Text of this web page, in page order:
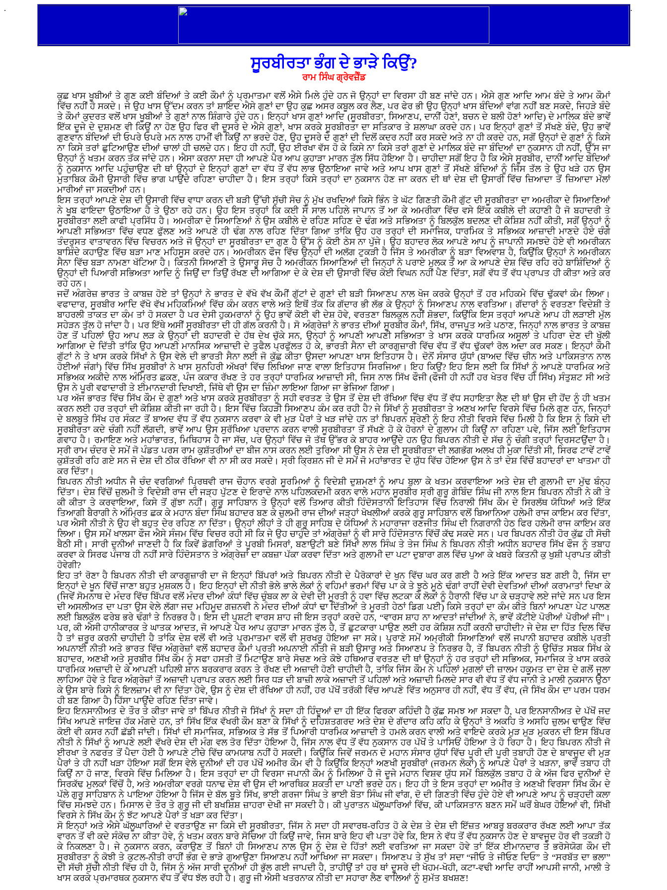
.
ਸੂਰਬੀਰਤਾ ਭੰਗ ਦੇ ਭਾੜੇ ਕਿਉਂ?
ਰਾਮ ਸਿੰਘ ਗ੍ਰੇਵਜ਼ੈੰਡ
ਕੁਛ ਖਾਸ ਖੂਬੀਆਂ ਤੇ ਗੁਣ ਕਈ ਬੰਦਿਆਂ ਤੇ ਕਈ ਕੌਮਾਂ ਨੂੰ ਪ੍ਰਮਾਤਮਾ ਵਲੋਂ ਐਸੇ ਮਿਲੇ ਹੁੰਦੇ ਹਨ ਜੋ ਉਨ੍ਹਾਂ ਦਾ ਵਿਰਸਾ ਹੀ ਬਣ ਜਾਂਦੇ ਹਨ। ਐਸੇ ਗੁਣ ਆਦਿ ਆਮ ਬੰਦੇ ਤੇ ਆਮ ਕੌਮਾਂ
ਵਿੱਚ ਨਹੀਂ ਹੋ ਸਕਦੇ। ਜੇ ਉਹ ਖਾਸ ਉੱਦਮ ਕਰਨ ਤਾਂ ਸ਼ਾਇਦ ਐਸੇ ਗੁਣਾਂ ਦਾ ਉਹ ਕੁਛ ਅਸਰ ਕਬੂਲ ਕਰ ਲੈਣ, ਪਰ ਫੇਰ ਭੀ ਉਹ ਉਨ੍ਹਾਂ ਖਾਸ ਬੰਦਿਆਂ ਵਾਂਗ ਨਹੀਂ ਬਣ ਸਕਦੇ, ਜਿਹੜੇ ਬੰਦੇ
ਤੇ ਕੌਮਾਂ ਕੁਦਰਤ ਵਲੋਂ ਖਾਸ ਖੂਬੀਆਂ ਤੇ ਗੁਣਾਂ ਨਾਲ ਸ਼ਿੰਗਾਰੇ ਹੁੰਦੇ ਹਨ। ਇਨ੍ਹਾਂ ਖਾਸ ਗੁਣਾਂ ਆਦਿ (ਸੂਰਬੀਰਤਾ, ਸਿਆਣਪ, ਦਾਨੀਂ ਹੋਣਾਂ, ਬਚਨ ਦੇ ਬਲੀ ਹੋਣਾਂ ਆਦਿ) ਦੇ ਮਾਲਿਕ ਬੰਦੇ ਭਾਵੇਂ
ਇੱਕ ਦੂਜੇ ਦੇ ਦੁਸ਼ਮਣ ਵੀ ਕਿਉਂ ਨਾ ਹੋਣ ਉਹ ਫਿਰ ਵੀ ਦੂਸਰੇ ਦੇ ਐਸੇ ਗੁਣਾਂ, ਖਾਸ ਕਰਕੇ ਸੂਰਬੀਰਤਾ ਦਾ ਸਤਿਕਾਰ ਤੇ ਸ਼ਲਾਘਾ ਕਰਦੇ ਹਨ। ਪਰ ਇਨ੍ਹਾਂ ਗੁਣਾਂ ਤੋਂ ਸੱਖਣੇ ਬੰਦੇ, ਉਹ ਭਾਵੇਂ
ਗੁਣਵਾਨ ਬੰਦਿਆਂ ਦੀ ਓਪਰੇ ਓਪਰੇ ਮਨ ਨਾਲ ਹਾਮੀਂ ਵੀ ਕਿਉਂ ਨਾ ਭਰਦੇ ਹੋਣ, ਉਹ ਦੂਸਰੇ ਦੇ ਗੁਣਾਂ ਦੀ ਦਿਲੋਂ ਕਦਰ ਨਹੀਂ ਕਰ ਸਕਦੇ ਅਤੇ ਨਾ ਹੀ ਕਰਦੇ ਹਨ, ਸਗੋਂ ਉਨ੍ਹਾਂ ਦੇ ਗੁਣਾਂ ਨੂੰ ਕਿਸੇ
ਨਾ ਕਿਸੇ ਤਰਾਂ ਛੁਟਿਆਉਣ ਦੀਆਂ ਚਾਲਾਂ ਹੀ ਚਲਦੇ ਹਨ। ਇਹ ਹੀ ਨਹੀਂ, ਉਹ ਈਰਖਾ ਵੱਸ ਹੋ ਕੇ ਕਿਸੇ ਨਾ ਕਿਸੇ ਤਰਾਂ ਗੁਣਾਂ ਦੇ ਮਾਲਿਕ ਬੰਦੇ ਜਾ ਬੰਦਿਆਂ ਦਾ ਨੁਕਸਾਨ ਹੀ ਨਹੀਂ, ਉੱਸ ਜਾ
ੳਨ੍ਹਾਂ ਨੂੰ ਖਤਮ ਕਰਨ ਤੱਕ ਜਾਂਦੇ ਹਨ। ਐਸਾ ਕਰਨਾ ਸਦਾ ਹੀ ਆਪਣੇ ਪੈਰ ਆਪ ਕੁਹਾੜਾ ਮਾਰਨ ਤੁੱਲ ਸਿੱਧ ਹੋਇਆ ਹੈ। ਚਾਹੀਦਾ ਸਗੋਂ ਇਹ ਹੈ ਕਿ ਐਸੇ ਸੂਰਬੀਰ, ਦਾਨੀਂ ਆਦਿ ਬੰਦਿਆਂ
ਨੂੰ ਨੁਕਸਾਨ ਆਦਿ ਪਹੁੰਚਾਉਣ ਦੀ ਥਾਂ ਉਨ੍ਹਾਂ ਦੇ ਇਨ੍ਹਾਂ ਗੁਣਾਂ ਦਾ ਵੱਧ ਤੋਂ ਵੱਧ ਲਾਭ ਉਠਾਇਆ ਜਾਵੇ ਅਤੇ ਆਪ ਖਾਸ ਗੁਣਾਂ ਤੋਂ ਸੱਖਣੇ ਬੰਦਿਆਂ ਨੂੰ ਜਿੱਸ ਤੱਲ ਤੇ ਉਹ ਖੜੇ ਹਨ ਉਸ
ਮੁਤਾਬਿਕ ਕੌਮੀ ਉਸਾਰੀ ਵਿੱਚ ਭਾਗ ਪਾਉਂਦੇ ਰਹਿਣਾ ਚਾਹੀਦਾ ਹੈ। ਇਸ ਤਰ੍ਹਾਂ ਕਿਸੇ ਤਰ੍ਹਾਂ ਦਾ ਨੁਕਸਾਨ ਹੋਣ ਜਾ ਕਰਨ ਦੀ ਥਾਂ ਦੇਸ਼ ਦੀ ਉਸਾਰੀ ਵਿੱਚ ਜ਼ਿਆਦਾ ਤੋਂ ਜ਼ਿਆਦਾ ਮੱਲਾਂ
ਮਾਰੀਆਂ ਜਾ ਸਕਦੀਆਂ ਹਨ।
ਇਸ ਤਰ੍ਹਾਂ ਆਪਣੇ ਦੇਸ਼ ਦੀ ਉਸਾਰੀ ਵਿੱਚ ਵਾਧਾ ਕਰਨ ਦੀ ਬੜੀ ਉੱਚੀ ਸੁੱਚੀ ਸੋਚ ਨੂੰ ਮੁੱਖ ਰਖਦਿਆਂ ਕਿਸੇ ਭਿੰਨ ਤੇ ਘੱਟ ਗਿਣਤੀ ਕੌਮੀ ਗੁੱਟ ਦੀ ਸੂਰਬੀਰਤਾ ਦਾ ਅਮਰੀਕਾ ਦੇ ਸਿਆਣਿਆਂ
ਨੇ ਖੂਬ ਫਾਇਦਾ ਉਠਾਇਆ ਹੈ ਤੇ ਉਠਾ ਰਹੇ ਹਨ। ਉਹ ਇਸ ਤਰ੍ਹਾਂ ਕਿ ਕਈ ਸੌ ਸਾਲ ਪਹਿਲੇ ਜਾਪਾਨ ਤੋਂ ਆ ਕੇ ਅਮਰੀਕਾ ਵਿੱਚ ਵਸੇ ਇੱਕ ਕਬੀਲੇ ਦੀ ਕਹਾਣੀ ਹੈ ਜੋ ਬਹਾਦਰੀ ਤੇ
ਸੂਰਬੀਰਤਾ ਲਈ ਕਾਫੀ ਪ੍ਰਸਿੱਧ ਹੈ। ਅਮਰੀਕਾ ਦੇ ਸਿਆਣਿਆਂ ਨੇ ਉਸ ਕਬੀਲੇ ਦੇ ਰਹਿਣ ਸਹਿਣ ਦੇ ਢੰਗ ਅਤੇ ਸਭਿਅਤਾ ਨੂੰ ਬਿਲਕੁੱਲ ਬਦਲਣ ਦੀ ਕੋਸ਼ਿਸ਼ ਨਹੀਂ ਕੀਤੀ, ਸਗੋਂ ਉਨ੍ਹਾਂ ਨੂੰ
ਆਪਣੀ ਸਭਿਅਤਾ ਵਿੱਚ ਵਧਣ ਫੁੱਲਣ ਅਤੇ ਆਪਣੇ ਹੀ ਢੰਗ ਨਾਲ ਰਹਿਣ ਦਿੱਤਾ ਗਿਆ ਤਾਂਕਿ ਉਹ ਹਰ ਤਰ੍ਹਾਂ ਦੀ ਸਮਾਜਿਕ, ਧਾਰਮਿਕ ਤੇ ਸਭਿਅਕ ਆਜ਼ਾਦੀ ਮਾਣਦੇ ਹੋਏ ਚੰਗੇ
ਤੰਦਰੁਸਤ ਵਾਤਾਵਰਨ ਵਿੱਚ ਵਿਚਰਨ ਅਤੇ ਜੋ ਉਨ੍ਹਾਂ ਦਾ ਸੂਰਬੀਰਤਾ ਦਾ ਗੁਣ ਹੈ ਉੱਸ ਨੂੰ ਕੋਈ ਠੇਸ ਨਾ ਪੁੱਜੇ। ਉਹ ਬਹਾਦਰ ਲੋਕ ਆਪਣੇ ਆਪ ਨੂੰ ਜਾਪਾਨੀ ਸਮਝਦੇ ਹੋਏ ਵੀ ਅਮਰੀਕਨ
ਬਾਸ਼ਿੰਦੇ ਕਹਾਉਣ ਵਿੱਚ ਬੜਾ ਮਾਣ ਮਹਿਸੂਸ ਕਰਦੇ ਹਨ। ਅਮਰੀਕਨ ਫੌਜ ਵਿੱਚ ਉਨ੍ਹਾਂ ਦੀ ਅਲੱਗ ਟੁਕੜੀ ਹੈ ਜਿੱਸ ਤੇ ਅਮਰੀਕਾ ਨੂੰ ਬੜਾ ਵਿਅਵਾਸ਼ ਹੈ, ਕਿਉਂਕਿ ਉਨ੍ਹਾਂ ਨੇ ਅਮਰੀਕਨ
ਸੈਨਾ ਵਿੱਚ ਬੜਾ ਨਾਮਣਾ ਖੱਟਿਆ ਹੈ। ਕਿਤਨੀ ਸਿਆਣੀ ਤੇ ਉਸਾਰੂ ਸੋਚ ਹੈ ਅਮਰੀਕਨ ਸਿਆਣਿਆਂ ਦੀ ਜਿਨ੍ਹਾਂ ਨੇ ਪਰਾਏ ਮੁਲਕ ਤੋਂ ਆ ਕੇ ਆਪਣੇ ਦੇਸ਼ ਵਿੱਚ ਰਹਿ ਰਹੇ ਬਾਸ਼ਿੰਦਿਆਂ ਨੂੰ
ਉਨ੍ਹਾਂ ਦੀ ਪਿਆਰੀ ਸਭਿਅਤਾ ਆਦਿ ਨੂੰ ਜਿਉਂ ਦਾ ਤਿਉਂ ਰੱਖਣ ਦੀ ਆਗਿਆ ਦੇ ਕੇ ਦੇਸ਼ ਦੀ ਉਸਾਰੀ ਵਿੱਚ ਕੋਈ ਵਿਘਨ ਨਹੀਂ ਪੈਣ ਦਿੱਤਾ, ਸਗੋਂ ਵੱਧ ਤੋਂ ਵੱਧ ਪ੍ਰਾਪਤ ਹੀ ਕੀਤਾ ਅਤੇ ਕਰ
ਰਹੇ ਹਨ।
ਜਦੋਂ ਅੰਗਰੇਜ਼ ਭਾਰਤ ਤੇ ਕਾਬਜ਼ ਹੋਏ ਤਾਂ ਉਨ੍ਹਾਂ ਨੇ ਭਾਰਤ ਦੇ ਵੱਖੋ ਵੱਖ ਕੌਮੀਂ ਗੁੱਟਾਂ ਦੇ ਗੁਣਾਂ ਦੀ ਬੜੀ ਸਿਆਣਪ ਨਾਲ ਖੋਜ ਕਰਕੇ ਉਨ੍ਹਾਂ ਤੋਂ ਹਰ ਮਹਿਕਮੇ ਵਿੱਚ ਢੁੱਕਵਾਂ ਕੰਮ ਲਿਆ।
ਵਫਾਦਾਰ, ਸੂਰਬੀਰ ਆਦਿ ਵੱਖੋ ਵੱਖ ਮਹਿਕਮਿਆਂ ਵਿੱਚ ਕੰਮ ਕਰਨ ਵਾਲੇ ਅਤੇ ਇਥੋਂ ਤੱਕ ਕਿ ਗੱਦਾਰ ਭੀ ਲੱਭ ਕੇ ਉਨ੍ਹਾਂ ਨੂੰ ਸਿਆਣਪ ਨਾਲ ਵਰਤਿਆ। ਗੱਦਾਰਾਂ ਨੂੰ ਵਰਤਣਾ ਵਿਦੇਸ਼ੀ ਤੇ
ਬਾਹਰਲੀ ਤਾਕਤ ਦਾ ਕੰਮ ਤਾਂ ਹੋ ਸਕਦਾ ਹੈ ਪਰ ਦੇਸੀ ਹੁਕਮਰਾਨਾਂ ਨੂੰ ਉਹ ਭਾਵੇਂ ਕੋਈ ਵੀ ਦੇਸ਼ ਹੋਵੇ, ਵਰਤਣਾ ਬਿਲਕੁਲ ਨਹੀਂ ਸ਼ੋਭਦਾ, ਕਿਉਂਕਿ ਇਸ ਤਰ੍ਹਾਂ ਆਪਣੇ ਆਪ ਹੀ ਲੜਾਈ ਮੁੱਲ
ਸਹੇੜਨ ਤੁੱਲ ਹੋ ਜਾਂਦਾ ਹੈ। ਪਰ ਇੱਥੇ ਅਸੀਂ ਸੂਰਬੀਰਤਾ ਦੀ ਹੀ ਗੱਲ ਕਰਨੀ ਹੈ। ਸੋ ਅੰਗ੍ਰੇਜ਼ਾਂ ਨੇ ਭਾਰਤ ਦੀਆਂ ਸੂਰਬੀਰ ਕੌਮਾਂ, ਸਿੱਖ, ਰਾਜਪੂਤ ਅਤੇ ਪਠਾਣ, ਜਿਨ੍ਹਾਂ ਨਾਲ ਭਾਰਤ ਤੇ ਕਾਬਜ਼
ਹੋਣ ਤੋਂ ਪਹਿਲਾਂ ਉਹ ਆਪ ਲੜ ਕੇ ਉਨ੍ਹਾਂ ਦੀ ਬਹਾਦਰੀ ਦੇ ਹੱਥ ਦੇਖ ਚੁੱਕੇ ਸਨ, ਉਨ੍ਹਾਂ ਨੂੰ ਆਪਣੀ ਆਪਣੀ ਸਭਿਅਤਾ ਤੇ ਖਾਸ ਕਰਕੇ ਧਾਰਮਿਕ ਅਸੂਲਾਂ ਤੇ ਪਹਿਰਾ ਦੇਣ ਦੀ ਖੁੱਲੀ
ਆਗਿਆ ਦੇ ਦਿੱਤੀ ਤਾਂਕਿ ਉਹ ਆਪਣੀ ਮਾਨਸਿਕ ਆਜ਼ਾਦੀ ਦੇ ਤੁਫੈਲ ਪ੍ਰਫੁੱਲਤ ਹੋ ਕੇ, ਭਾਰਤੀ ਸੈਨਾ ਦੀ ਕਾਰਗੁਜ਼ਾਰੀ ਵਿੱਚ ਵੱਧ ਤੋਂ ਵੱਧ ਢੁੱਕਵਾਂ ਰੋਲ ਅਦਾ ਕਰ ਸਕਣ। ਇਨ੍ਹਾਂ ਕੌਮੀ
ਗੁੱਟਾਂ ਨੇ ਤੇ ਖਾਸ ਕਰਕੇ ਸਿੱਖਾਂ ਨੇ ਉਸ ਵੇਲੇ ਦੀ ਭਾਰਤੀ ਸੈਨਾ ਲਈ ਜੋ ਕੁੱਛ ਕੀਤਾ ਉਸਦਾ ਆਪਣਾ ਖਾਸ ਇਤਿਹਾਸ ਹੈ। ਦੋਨੋਂ ਸੰਸਾਰ ਯੁੱਧਾਂ (ਬਾਅਦ ਵਿੱਚ ਚੀਨ ਅਤੇ ਪਾਕਿਸਤਾਨ ਨਾਲ
ਹੋਈਆਂ ਜੰਗਾਂ) ਵਿੱਚ ਸਿੱਖ ਸੂਰਬੀਰਾਂ ਨੇ ਖਾਸ ਸੁਨਹਿਰੀ ਅੱਖਰਾਂ ਵਿੱਚ ਲਿਖਿਆ ਜਾਣ ਵਾਲਾ ਇਤਿਹਾਸ ਸਿਰਜਿਆ। ਇਹ ਕਿਉਂ? ਇਹ ਇਸ ਲਈ ਕਿ ਸਿੱਖਾਂ ਨੂੰ ਆਪਣੇ ਧਾਰਮਿਕ ਅਤੇ
ਸਭਿਅਕ ਅਕੀਦੇ ਨਾਲ ਅੰਮ੍ਰਿਤ ਛਕਣ, ਪੰਜ ਕਕਾਰ ਰੱਖਣ ਤੇ ਹਰ ਤਰ੍ਹਾਂ ਧਾਰਮਿਕ ਆਜ਼ਾਦੀ ਸੀ, ਜਿਸ ਨਾਲ ਸਿੱਖ ਫੌਜੀ (ਫੌਜੀ ਹੀ ਨਹੀਂ ਹਰ ਖੇਤਰ ਵਿੱਚ ਹੀ ਸਿੱਖ) ਸੰਤੁਸ਼ਟ ਸੀ ਅਤੇ
ਉਸ ਨੇ ਪੂਰੀ ਵਫਾਦਾਰੀ ਤੇ ਈਮਾਨਦਾਰੀ ਦਿਖਾਈ, ਜਿੱਥੇ ਵੀ ਉਸ ਦਾ ਜ਼ਿੰਮਾ ਲਾਇਆ ਗਿਆ ਜਾ ਭੇਜਿਆ ਗਿਆ।
ਪਰ ਅੱਜ ਭਾਰਤ ਵਿੱਚ ਸਿੱਖ ਕੌਮ ਦੇ ਗੁਣਾਂ ਅਤੇ ਖਾਸ ਕਰਕੇ ਸੂਰਬੀਰਤਾ ਨੂੰ ਸਹੀ ਵਰਤਣ ਤੇ ਉਸ ਤੋਂ ਦੇਸ਼ ਦੀ ਰੱਖਿਆ ਵਿੱਚ ਵੱਧ ਤੋਂ ਵੱਧ ਸਹਾਇਤਾ ਲੈਣ ਦੀ ਥਾਂ ਉਸ ਦੀ ਹੋਂਦ ਨੂੰ ਹੀ ਖਤਮ
ਕਰਨ ਲਈ ਹਰ ਤਰ੍ਹਾਂ ਦੀ ਕੋਸ਼ਿਸ਼ ਕੀਤੀ ਜਾ ਰਹੀ ਹੈ। ਇਸ ਵਿੱਚ ਕਿਹੜੀ ਸਿਆਣਪ ਕੰਮ ਕਰ ਰਹੀ ਹੈ? ਜੇ ਸਿੱਖਾਂ ਨੂੰ ਸੂਰਬੀਰਤਾ ਤੇ ਅਣਖ ਆਦਿ ਵਿਰਸੇ ਵਿੱਚ ਮਿਲੇ ਗੁਣ ਹਨ, ਜਿਨ੍ਹਾਂ
ਦੇ ਬਲਬੂਤੇ ਸਿੱਖ ਹਰ ਸੰਕਟ ਤੋਂ ਬਾਅਦ ਵੱਧ ਤੋਂ ਵੱਧ ਨੁਕਸਾਨ ਕਰਵਾ ਕੇ ਵੀ ਮੁੜ ਪੈਰਾਂ ਤੇ ਖੜ ਜਾਂਦੇ ਹਨ ਤਾਂ ਬਿਪਰਨ ਸ਼੍ਰੇਣੀ ਨੂੰ ਇਹ ਨੀਤੀ ਵਿਰਸੇ ਵਿੱਚ ਮਿਲੀ ਹੈ ਕਿ ਇਸ ਨੂੰ ਕਿਸੇ ਦੀ
ਸੂਰਬੀਰਤਾ ਕਦੇ ਚੰਗੀ ਨਹੀਂ ਲੱਗਦੀ, ਭਾਵੇਂ ਆਪ ਉਸ ਸੁਰੱਖਿਆ ਪ੍ਰਦਾਨ ਕਰਨ ਵਾਲੀ ਸੂਰਬੀਰਤਾ ਤੋਂ ਸੱਖਣੇ ਹੋ ਕੇ ਹੋਰਨਾਂ ਦੇ ਗੁਲਾਮ ਹੀ ਕਿਉਂ ਨਾ ਰਹਿਣਾ ਪਵੇ, ਜਿੱਸ ਲਈ ਇਤਿਹਾਸ
ਗਵਾਹ ਹੈ। ਰਮਾਇਣ ਅਤੇ ਮਹਾਂਭਾਰਤ, ਮਿਥਿਹਾਸ ਹੈ ਜਾ ਸੱਚ, ਪਰ ਉਨ੍ਹਾਂ ਵਿੱਚ ਜੋ ਤੱਥ ਉੱਭਰ ਕੇ ਬਾਹਰ ਆਉਂਦੇ ਹਨ ਉਹ ਬਿਪਰਨ ਨੀਤੀ ਦੇ ਸੱਚ ਨੂੰ ਚੰਗੀ ਤਰ੍ਹਾਂ ਦ੍ਰਿਸਟਉਂਦਾ ਹੈ।
ਸ੍ਰੀ ਰਾਮ ਚੰਦਰ ਦੇ ਸਮੇਂ ਜੋ ਪੰਡਤ ਪਰਸ ਰਾਮ ਕੁਸ਼ੱਤਰੀਆਂ ਦਾ ਬੀਜ ਨਾਸ ਕਰਨ ਲਈ ਤੁਰਿਆ ਸੀ ਉਸ ਨੇ ਦੇਸ਼ ਦੀ ਸੂਰਬੀਰਤਾ ਦੀ ਲਗਭੱਗ ਅਲਖ ਹੀ ਮੁਕਾ ਦਿੱਤੀ ਸੀ, ਸਿਰਫ ਟਾਵੇਂ ਟਾਵੇਂ
ਕੁਸ਼ੱਤਰੀ ਰਹਿ ਗਏ ਸਨ ਜੋ ਦੇਸ਼ ਦੀ ਠੀਕ ਰੱਖਿਆ ਵੀ ਨਾ ਸੀ ਕਰ ਸਕਦੇ। ਸ੍ਰੀ ਕ੍ਰਿਸ਼ਨ ਜੀ ਦੇ ਸਮੇਂ ਜੋ ਮਹਾਂਭਾਰਤ ਦੇ ਯੁੱਧ ਵਿੱਚ ਹੋਇਆ ਉਸ ਨੇ ਤਾਂ ਦੇਸ਼ ਵਿੱਚੋਂ ਬਹਾਦਰਾਂ ਦਾ ਖਾਤਮਾ ਹੀ
ਕਰ ਦਿੱਤਾ।
ਬਿਪਰਨ ਨੀਤੀ ਅਧੀਨ ਜੈ ਚੰਦ ਵਰਗਿਆਂ ਪ੍ਰਿਥਵੀ ਰਾਜ ਚੌਹਾਨ ਵਰਗੇ ਸੂਰਮਿਆਂ ਨੂੰ ਵਿਦੇਸ਼ੀ ਦੁਸ਼ਮਣਾਂ ਨੂੰ ਆਪ ਬੁਲਾ ਕੇ ਖਤਮ ਕਰਵਾਇਆ ਅਤੇ ਦੇਸ਼ ਦੀ ਗੁਲਾਮੀ ਦਾ ਮੁੱਢ ਬੰਨ੍ਹ
ਦਿੱਤਾ। ਦੇਸ਼ ਵਿੱਚੋਂ ਜ਼ੁਲਮੀ ਤੇ ਵਿਦੇਸ਼ੀ ਰਾਜ ਦੀ ਜੜ੍ਹ ਪੁੱਟਣ ਦੇ ਇਰਾਦੇ ਨਾਲ ਪਹਿਲਕਦਮੀ ਕਰਨ ਵਾਲੇ ਮਹਾਨ ਸੂਰਬੀਰ ਸ੍ਰੀ ਗੁਰੂ ਗੋਬਿੰਦ ਸਿੰਘ ਜੀ ਨਾਲ ਇਸ ਬਿਪਰਨ ਨੀਤੀ ਨੇ ਕੀ ਤੇ
ਕੀ ਕੀਤਾ ਤੇ ਕਰਵਾਇਆ, ਕਿਸੇ ਤੋਂ ਗੁੱਝਾ ਨਹੀਂ। ਗੁਰੂ ਸਾਹਿਬਾਨ ਤੇ ਉਨ੍ਹਾਂ ਵਲੋਂ ਤਿਆਰ ਕੀਤੀ ਹਿੰਦੋਸਤਾਨੀ ਇਤਿਹਾਸ ਵਿੱਚ ਨਿਰਾਲੀ ਸਿੱਖ ਕੌਮ ਦੇ ਸਿਰਲੱਥ ਯੋਧਿਆਂ ਅਤੇ ਇੱਕ
ਤਿਆਗੀ ਬੈਰਾਗੀ ਨੇ ਅੰਮ੍ਰਿਤ ਛਕ ਕੇ ਮਹਾਨ ਬੰਦਾ ਸਿੰਘ ਬਹਾਦਰ ਬਣ ਕੇ ਜ਼ੁਲਮੀ ਰਾਜ ਦੀਆਂ ਜੜ੍ਹਾਂ ਖੋਖਲੀਆਂ ਕਰਕੇ ਗੁਰੂ ਸਾਹਿਬਾਨ ਵਲੋਂ ਬਿਆਨਿਆ ਹਲੇਮੀ ਰਾਜ ਕਾਇਮ ਕਰ ਦਿੱਤਾ,
ਪਰ ਐਸੀ ਨੀਤੀ ਨੇ ਉਹ ਵੀ ਬਹੁਤ ਦੇਰ ਰਹਿਣ ਨਾ ਦਿੱਤਾ। ਉਨ੍ਹਾਂ ਲੀਹਾਂ ਤੇ ਹੀ ਗੁਰੂ ਸਾਹਿਬ ਦੇ ਯੋਧਿਆਂ ਨੇ ਮਹਾਰਾਜਾ ਰਣਜੀਤ ਸਿੰਘ ਦੀ ਨਿਗਰਾਨੀ ਹੇਠ ਫਿਰ ਹਲੇਮੀ ਰਾਜ ਕਾਇਮ ਕਰ
ਲਿਆ। ਉਸ ਸਮੇਂ ਖਾਲਸਾ ਫੌਜ ਐਸੇ ਸੰਜਮ ਵਿੱਚ ਵਿਚਰ ਰਹੀ ਸੀ ਕਿ ਜੇ ਉਹ ਚਾਹੁੰਦੇ ਤਾਂ ਅੰਗ੍ਰੇਜ਼ਾਂ ਨੂੰ ਵੀ ਸਾਰੇ ਹਿੰਦੋਸਤਾਨ ਵਿੱਚੋਂ ਕੱਢ ਸਕਦੇ ਸਨ। ਪਰ ਬਿਪਰਨ ਨੀਤੀ ਹੋਰ ਕੁੱਛ ਹੀ ਸੋਚੀ
ਬੈਠੀ ਸੀ। ਸਾਰੀ ਦੁਨੀਆਂ ਜਾਣਦੀ ਹੈ ਕਿ ਕਿਵੇਂ ਡੋਗਰਿਆਂ ਤੇ ਪੂਰਬੀ ਮਿਸਰਾਂ, ਬਣਾਉਟੀ ਬਣੇ ਸਿੱਖਾਂ ਲਾਲ ਸਿੰਘ ਤੇ ਤੇਜ ਸਿੰਘ ਨੇ ਬਿਪਰਨ ਨੀਤੀ ਅਧੀਨ ਬਹਾਦਰ ਸਿੱਖ ਫੌਜ ਨੂੰ ਤਬਾਹ
ਕਰਵਾ ਕੇ ਸਿਰਫ ਪੰਜਾਬ ਹੀ ਨਹੀਂ ਸਾਰੇ ਹਿੰਦੋਸਤਾਨ ਤੇ ਅੰਗ੍ਰੇਜ਼ਾਂ ਦਾ ਕਬਜ਼ਾ ਪੱਕਾ ਕਰਵਾ ਦਿੱਤਾ ਅਤੇ ਗੁਲਾਮੀ ਦਾ ਪਟਾ ਦੁਬਾਰਾ ਗਲ ਵਿੱਚ ਪੁਆ ਕੇ ਖਬਰੇ ਕਿਤਨੀ ਕੁ ਖੁਸ਼ੀ ਪ੍ਰਾਪਤ ਕੀਤੀ
ਹੋਵੇਗੀ?
ਇਹ ਤਾਂ ਰੋਣਾ ਹੈ ਬਿਪਰਨ ਨੀਤੀ ਦੀ ਕਾਰਗੁਜ਼ਾਰੀ ਦਾ ਜੋ ਇਨ੍ਹਾਂ ਬਿੱਪਰਾਂ ਅਤੇ ਬਿਪਰਨ ਨੀਤੀ ਦੇ ਪੈਰੋਕਾਰਾਂ ਦੇ ਖੁਨ ਵਿੱਚ ਘਰ ਕਰ ਗਈ ਹੈ ਅਤੇ ਇੱਕ ਆਦਤ ਬਣ ਗਈ ਹੈ, ਜਿੱਸ ਦਾ
ਇਨ੍ਹਾਂ ਦੇ ਖੂਨ ਵਿੱਚੋਂ ਜਾਣਾ ਬਹੁਤ ਮੁਸ਼ਕਲ ਹੈ। ਇਹ ਇਨ੍ਹਾਂ ਦੀ ਨੀਤੀ ਭੋਲੇ ਭਾਲੇ ਲੋਕਾਂ ਨੂੰ ਵਹਿਮਾਂ ਭਰਮਾਂ ਵਿੱਚ ਪਾ ਕੇ ਤੇ ਝੂਠੇ ਮੂਠੇ ਢੰਗਾਂ ਰਾਹੀਂ ਦੇਵੀ ਦੇਵਤਿਆਂ ਦੀਆਂ ਕਰਾਮਾਤਾਂ ਦਿਖਾ ਕੇ
(ਜਿਵੇਂ ਸੋਮਨਾਥ ਦੇ ਮੰਦਰ ਵਿੱਚ ਬਿੱਪਰ ਵਲੋਂ ਮੰਦਰ ਦੀਆਂ ਕੰਧਾਂ ਵਿੱਚ ਚੁੰਬਕ ਲਾ ਕੇ ਦੇਵੀ ਦੀ ਮੂਰਤੀ ਨੂੰ ਹਵਾ ਵਿੱਚ ਲਟਕਾ ਕੇ ਲੋਕਾਂ ਨੂੰ ਹੈਰਾਨੀ ਵਿੱਚ ਪਾ ਕੇ ਚੜ੍ਹਾਵੇ ਲਏ ਜਾਂਦੇ ਸਨ ਪਰ ਇਸ
ਦੀ ਅਸਲੀਅਤ ਦਾ ਪਤਾ ਉਸ ਵੇਲੇ ਲੱਗਾ ਜਦ ਮਹਿਮੂਦ ਗਜ਼ਨਵੀ ਨੇ ਮੰਦਰ ਦੀਆਂ ਕੰਧਾਂ ਢਾ ਦਿੱਤੀਆਂ ਤੇ ਮੂਰਤੀ ਹੇਠਾਂ ਡਿਗ ਪਈ) ਕਿਸੇ ਤਰ੍ਹਾਂ ਦਾ ਕੰਮ ਕੀਤੇ ਬਿਨਾਂ ਆਪਣਾ ਪੇਟ ਪਾਲਣ
ਲਈ ਬਿਲਕੁੱਲ ਫਰੇਬ ਭਰੇ ਢੰਗਾਂ ਤੇ ਨਿਰਭਰ ਹੈ। ਇਸ ਦੀ ਪੁਸ਼ਟੀ ਵਾਰਸ ਸ਼ਾਹ ਜੀ ਇਸ ਤਰ੍ਹਾਂ ਕਰਦੇ ਹਨ, “ਵਾਰਸ ਸ਼ਾਹ ਨਾ ਆਦਤਾਂ ਜਾਂਦੀਆਂ ਨੇ, ਭਾਵੇਂ ਕੱਟੀਏ ਪੋਰੀਆਂ ਪੋਰੀਆਂ ਜੀ”।
ਪਰ, ਕੀ ਐਸੀ ਹਾਨੀਕਾਰਕ ਤੇ ਘਾਤਕ ਆਦਤ, ਜੋ ਆਪਣੇ ਪੈਰ ਆਪ ਕੁਹਾੜਾ ਮਾਰਨ ਤੁੱਲ ਹੈ, ਤੋਂ ਛੁਟਕਾਰਾ ਪਾਉਣ ਲਈ ਹਰ ਕੋਸ਼ਿਸ਼ ਨਹੀਂ ਕਰਨੀ ਚਾਹੀਦੀ? ਜੇ ਦੇਸ਼ ਦਾ ਹਿੱਤ ਦਿਲ ਵਿੱਚ
ਹੈ ਤਾਂ ਜ਼ਰੂਰ ਕਰਨੀ ਚਾਹੀਦੀ ਹੈ ਤਾਂਕਿ ਦੇਸ਼ ਵਲੋਂ ਵੀ ਅਤੇ ਪ੍ਰਮਾਤਮਾ ਵਲੋਂ ਵੀ ਸੁਰਖਰੂ ਹੋਇਆ ਜਾ ਸਕੇ। ਪੁਰਾਣੇ ਸਮੇਂ ਅਮ੍ਰੀਕੀ ਸਿਆਣਿਆਂ ਵਲੋਂ ਜਪਾਨੀ ਬਹਾਦਰ ਕਬੀਲੇ ਪ੍ਰਤੀ
ਅਪਨਾਈ ਨੀਤੀ ਅਤੇ ਭਾਰਤ ਵਿੱਚ ਅੰਗ੍ਰੇਜ਼ਾਂ ਵਲੋਂ ਬਹਾਦਰ ਕੌਮਾਂ ਪ੍ਰਤੀ ਅਪਨਾਈ ਨੀਤੀ ਜੋ ਬੜੀ ਉਸਾਰੂ ਅਤੇ ਸਿਆਣਪ ਤੇ ਨਿਰਭਰ ਹੈ, ਤੋਂ ਬਿਪਰਨ ਨੀਤੀ ਨੂੰ ਉਚਿੱਤ ਸਬਕ ਸਿੱਖ ਕੇ
ਬਹਾਦਰ, ਅਣਖੀ ਅਤੇ ਸੂਰਬੀਰ ਸਿੱਖ ਕੌਮ ਨੂੰ ਸਫਾ ਹਸਤੀ ਤੋਂ ਮਿਟਾਉਣ ਬਾਰੇ ਸੋਚਣ ਅਤੇ ਕੋਝੇ ਹਥਿਆਰ ਵਰਤਣ ਦੀ ਥਾਂ ਉਨ੍ਹਾਂ ਨੂੰ ਹਰ ਤਰ੍ਹਾਂ ਦੀ ਸਭਿਅਕ, ਸਮਾਜਿਕ ਤੇ ਖਾਸ ਕਰਕੇ
ਧਾਰਮਿਕ ਅਜ਼ਾਦੀ ਦੇ ਕੇ ਆਪਣੀ ਪਹਿਲੀ ਸ਼ਾਨ ਬਰਕਰਾਰ ਕਰਨ ਤੇ ਰੱਖਣ ਦੀ ਅਜ਼ਾਦੀ ਹੋਣੀ ਚਾਹੀਦੀ ਹੈ, ਤਾਂਕਿ ਜਿੱਸ ਕੌਮ ਨੇ ਪਹਿਲਾਂ ਮੁਗਲਾਂ ਦੀ ਜ਼ਾਲਮ ਹਕੂਮਤ ਦਾ ਦੇਸ਼ ਦੇ ਗਲੋਂ ਜੂਲਾ
ਲਾਹਿਆ ਹੋਵੇ ਤੇ ਫਿਰ ਅੰਗ੍ਰੇਜ਼ਾਂ ਤੋਂ ਅਜ਼ਾਦੀ ਪ੍ਰਾਪਤ ਕਰਨ ਲਈ ਸਿਰ ਧੜ ਦੀ ਬਾਜ਼ੀ ਲਾਕੇ ਅਜ਼ਾਦੀ ਤੋਂ ਪਹਿਲਾਂ ਅਤੇ ਅਜ਼ਾਦੀ ਮਿਲਦੇ ਸਾਰ ਵੀ ਵੱਧ ਤੋਂ ਵੱਧ ਜਾਨੀ ਤੇ ਮਾਲੀ ਨੁਕਸਾਨ ਉਠਾ
ਕੇ ਉਸ ਬਾਰੇ ਕਿਸੇ ਨੂੰ ਇਲਜ਼ਾਮ ਵੀ ਨਾ ਦਿੱਤਾ ਹੋਵੇ, ਉਸ ਨੂੰ ਦੇਸ਼ ਦੀ ਰੱਖਿਆ ਹੀ ਨਹੀਂ, ਹਰ ਪੱਖੋਂ ਤਰੱਕੀ ਵਿੱਚ ਆਪਣੇ ਵਿੱਤ ਅਨੁਸਾਰ ਹੀ ਨਹੀਂ, ਵੱਧ ਤੋਂ ਵੱਧ, (ਜੋ ਸਿੱਖ ਕੌਮ ਦਾ ਪਰਮ ਧਰਮ
ਹੀ ਬਣ ਗਿਆ ਹੈ) ਹਿੱਸਾ ਪਾਉਂਦੇ ਰਹਿਣ ਦਿੱਤਾ ਜਾਵੇ।
ਇਹ ਇਨਸਾਨੀਅਤ ਦੇ ਤੌਰ ਤੇ ਕੀਤਾ ਜਾਵੇ ਤਾਂ ਬਿੱਪਰ ਨੀਤੀ ਜੋ ਸਿੱਖਾਂ ਨੂੰ ਸਦਾ ਹੀ ਹਿੰਦੂਆਂ ਦਾ ਹੀ ਇੱਕ ਫਿਰਕਾ ਕਹਿੰਦੀ ਹੈ ਕੁੱਛ ਸਮਝ ਆ ਸਕਦਾ ਹੈ, ਪਰ ਇਨਸਾਨੀਅਤ ਦੇ ਪੱਖੋਂ ਜਦ
ਸਿੱਖ ਆਪਣੇ ਜਾਇਜ਼ ਹੱਕ ਮੰਗਦੇ ਹਨ, ਤਾਂ ਸਿੱਖ ਇੱਕ ਵੱਖਰੀ ਕੌਮ ਬਣਾ ਕੇ ਸਿੱਖਾਂ ਨੂੰ ਦਹਿਸ਼ਤਗਰਦ ਅਤੇ ਦੇਸ਼ ਦੇ ਗੱਦਾਰ ਕਹਿ ਕਹਿ ਕੇ ਉਨ੍ਹਾਂ ਤੇ ਅਕਹਿ ਤੇ ਅਸਹਿ ਜ਼ੁਲਮ ਢਾਉਣ ਵਿੱਚ
ਕੋਈ ਵੀ ਕਸਰ ਨਹੀਂ ਛੱਡੀ ਜਾਂਦੀ। ਸਿੱਖਾਂ ਦੀ ਸਮਾਜਿਕ, ਸਭਿਅਕ ਤੇ ਸੱਭ ਤੋਂ ਪਿਆਰੀ ਧਾਰਮਿਕ ਆਜ਼ਾਦੀ ਤੇ ਹਮਲੇ ਕਰਨ ਵਾਲੀ ਅਤੇ ਵਾਇਦੇ ਕਰਕੇ ਮੁੜ ਮੁੜ ਮੁਕਰਨ ਦੀ ਇਸ ਬਿੱਪਰ
ਨੀਤੀ ਨੇ ਸਿੱਖਾਂ ਨੂੰ ਆਪਣੇ ਲਈ ਵੱਖਰੇ ਦੇਸ਼ ਦੀ ਮੰਗ ਵਲ ਤੋਰ ਦਿੱਤਾ ਹੋਇਆ ਹੈ, ਜਿੱਸ ਨਾਲ ਵੱਧ ਤੋਂ ਵੱਧ ਨੁਕਸਾਨ ਹਰ ਪੱਖੋਂ ਤੇ ਪਾਸਿਓਂ ਹੋਇਆ ਤੇ ਹੋ ਰਿਹਾ ਹੈ। ਇਹ ਬਿਪਰਨ ਨੀਤੀ ਜੋ
ਈਰਖਾ ਤੇ ਨਫਰਤ ਤੋਂ ਪੈਦਾ ਹੋਈ ਹੈ ਆਪਣੇ ਟੀਚੇ ਵਿੱਚ ਕਾਮਯਾਬ ਨਹੀਂ ਹੋ ਸਕਦੀ। ਕਿਉਂਕਿ ਜਿਵੇਂ ਜਰਮਨ ਦੋ ਮਹਾਨ ਸੰਸਾਰ ਯੁੱਧਾਂ ਵਿੱਚ ਪੂਰੀ ਦੀ ਪੂਰੀ ਤਬਾਹੀ ਹੋਣ ਦੇ ਬਾਵਜੂਦ ਵੀ ਮੁੜ
ਪੈਰਾਂ ਤੇ ਹੀ ਨਹੀਂ ਖੜਾ ਹੋਇਆ ਸਗੋਂ ਇਸ ਵੇਲੇ ਦੁਨੀਆਂ ਦੀ ਹਰ ਪੱਖੋਂ ਅਮੀਰ ਕੌਮ ਵੀ ਹੈ ਕਿਉਂਕਿ ਇਨ੍ਹਾਂ ਅਣਖੀ ਸੂਰਬੀਰਾਂ (ਜਰਮਨ ਲੋਕਾਂ) ਨੂੰ ਆਪਣੇ ਪੈਰਾਂ ਤੇ ਖੜਨਾ, ਭਾਵੇਂ ਤਬਾਹ ਹੀ
ਕਿਉਂ ਨਾ ਹੋ ਜਾਣ, ਵਿਰਸੇ ਵਿੱਚ ਮਿਲਿਆ ਹੈ। ਇਸ ਤਰ੍ਹਾਂ ਦਾ ਹੀ ਵਿਰਸਾ ਜਪਾਨੀ ਕੌਮ ਨੂੰ ਮਿਲਿਆ ਹੈ ਜੋ ਦੂਜੇ ਮਹਾਨ ਵਿਸ਼ਵ ਯੁੱਧ ਸਮੇਂ ਬਿਲਕੁੱਲ ਤਬਾਹ ਹੋ ਕੇ ਅੱਜ ਫਿਰ ਦੁਨੀਆਂ ਦੇ
ਸਿਰਕੱਢ ਮੁਲਕਾਂ ਵਿੱਚੋਂ ਹੈ, ਅਤੇ ਅਮਰੀਕਾ ਵਰਗੇ ਧਨਾਢ ਦੇਸ਼ ਵੀ ਉਸ ਦੀ ਆਰਥਿਕ ਸ਼ਕਤੀ ਦਾ ਪਾਣੀ ਭਰਦੇ ਹਨ। ਇਹ ਹੀ ਤੇ ਇਸ ਤਰ੍ਹਾਂ ਦਾ ਅਮੀਰ ਤੇ ਅਣਖੀ ਵਿਰਸਾ ਸਿੱਖ ਕੌਮ ਦੇ
ਪੱਲੇ ਗੁਰੂ ਸਾਹਿਬਾਨ ਨੇ ਪਾਇਆ ਹੋਇਆ ਹੈ ਜਿੱਸ ਦੇ ਬੱਲ ਬੂਤੇ ਸਿੱਖ, ਭਾਈ ਗਰਜਾ ਸਿੰਘ ਤੇ ਭਾਈ ਬੋਤਾ ਸਿੰਘ ਜੀ ਵਾਂਗ, ਦੋ ਦੀ ਗਿਣਤੀ ਵਿੱਚ ਹੁੰਦੇ ਹੋਏ ਵੀ ਆਪਣੇ ਆਪ ਨੂੰ ਚੜ੍ਹਦੀ ਕਲਾ
ਵਿੱਚ ਸਮਝਦੇ ਹਨ। ਮਿਸਾਲ ਦੇ ਤੌਰ ਤੇ ਗੁਰੂ ਜੀ ਦੀ ਬਖਸ਼ਿਸ਼ ਜ਼ਾਹਰਾ ਦੇਖੀ ਜਾ ਸਕਦੀ ਹੈ। ਕੀ ਪੁਰਾਤਨ ਘੱਲੂਘਾਰਿਆਂ ਵਿੱਚ, ਕੀ ਪਾਕਿਸਤਾਨ ਬਣਨ ਸਮੇਂ ਘਰੋਂ ਬੇਘਰ ਹੋਇਆਂ ਵੀ, ਸਿੱਖੀ
ਵਿਰਸੇ ਨੇ ਸਿੱਖ ਕੌਮ ਨੂੰ ਝੱਟ ਆਪਣੇ ਪੈਰਾਂ ਤੇ ਖੜਾ ਕਰ ਦਿੱਤਾ।
ਸੋ ਇਨ੍ਹਾਂ ਅਤੇ ਐਸੇ ਘੱਲੂਘਾਰਿਆਂ ਦੇ ਵਰਤਾਉਣ ਜਾ ਕਿਸੇ ਦੀ ਸੂਰਬੀਰਤਾ, ਜਿੱਸ ਨੇ ਸਦਾ ਹੀ ਸਵਾਰਥ-ਰਹਿਤ ਹੋ ਕੇ ਦੇਸ਼ ਤੇ ਦੇਸ਼ ਦੀ ਇੱਜ਼ਤ ਆਬਰੂ ਬਰਕਰਾਰ ਰੱਖਣ ਲਈ ਆਪਾ ਤੱਕ
ਵਾਰਨ ਤੋਂ ਵੀ ਕਦੇ ਸੰਕੋਚ ਨਾ ਕੀਤਾ ਹੋਵੇ, ਨੂੰ ਖਤਮ ਕਰਨ ਬਾਰੇ ਸੋਚਿਆ ਹੀ ਕਿਉਂ ਜਾਵੇ, ਜਿਸ ਬਾਰੇ ਇਹ ਵੀ ਪਤਾ ਹੋਵੇ ਕਿ, ਇਸ ਨੇ ਵੱਧ ਤੋਂ ਵੱਧ ਨੁਕਸਾਨ ਹੋਣ ਦੇ ਬਾਵਜੂਦ ਹੋਰ ਵੀ ਤਕੜੀ ਹੋ
ਕੇ ਨਿਕਲਣਾ ਹੈ। ਜੇ ਨੁਕਸਾਨ ਕਰਨ, ਕਰਾਉਣ ਤੋਂ ਬਿਨਾਂ ਹੀ ਸਿਆਣਪ ਨਾਲ ਉਸ ਨੂੰ ਦੇਸ਼ ਦੇ ਹਿੱਤਾਂ ਲਈ ਵਰਤਿਆ ਜਾ ਸਕਦਾ ਹੋਵੇ ਤਾਂ ਇੱਕ ਈਮਾਨਦਾਰ ਤੇ ਭਰੋਸੇਯੋਗ ਕੌਮ ਦੀ
ਸੂਰਬੀਰਤਾ ਨੂੰ ਕੋਝੀ ਤੇ ਕੁਟਲ-ਨੀਤੀ ਰਾਹੀਂ ਭੰਗ ਦੇ ਭਾੜੇ ਗੁਆਉਣਾ ਸਿਆਣਪ ਨਹੀਂ ਆਖਿਆ ਜਾ ਸਕਦਾ। ਸਿਆਣਪ ਤੇ ਸੁੱਖ ਤਾਂ ਸਦਾ “ਜੀਓ ਤੇ ਜੀਓਣ ਦਿਓ” ਤੇ “ਸਰਬੱਤ ਦਾ ਭਲਾ”
ਦੀ ਸੱਚੀ ਸੁੱਚੀ ਨੀਤੀ ਵਿੱਚ ਹੀ ਹੈ, ਜਿੱਸ ਨੂੰ ਅੱਜ ਸਾਰੀ ਦੁਨੀਆਂ ਹੀ ਭੁੱਲ ਗਈ ਜਾਪਦੀ ਹੈ, ਤਾਹੀਉਂ ਤਾਂ ਹਰ ਥਾਂ ਦੂਸਰੇ ਦੀ ਖੋਹਮ-ਖੋਹੀ, ਕਟਾ-ਵਢੀ ਆਦਿ ਰਾਹੀਂ ਆਪਸੀ ਜਾਨੀ, ਮਾਲੀ ਤੇ
ਖਾਸ ਕਰਕੇ ਪ੍ਰਮਾਰਥਕ ਨੁਕਸਾਨ ਵੱਧ ਤੋਂ ਵੱਧ ਝੱਲ ਰਹੀ ਹੈ। ਗੁਰੂ ਜੀ ਐਸੀ ਖਤਰਨਾਕ ਨੀਤੀ ਦਾ ਸਹਾਰਾ ਲੈਣ ਵਾਲਿਆਂ ਨੂੰ ਸੁਮੱਤ ਬਖਸ਼ਣ!
.